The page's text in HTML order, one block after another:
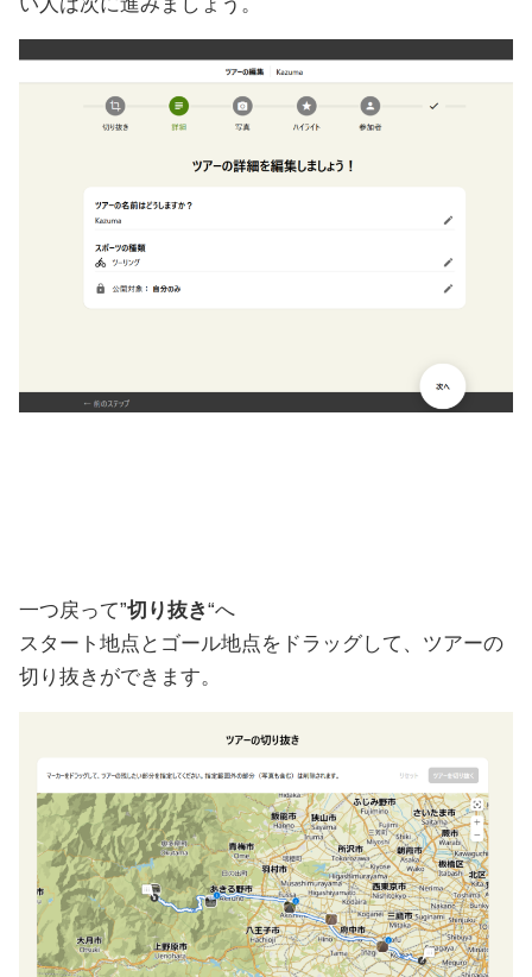
一つ戻って”切り抜き“へ
スタート地点とゴール地点をドラッグして、ツアーの
切り抜きができます。